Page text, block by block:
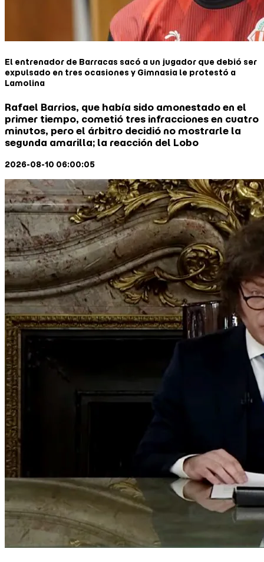
El entrenador de Barracas sacó a un jugador que debió ser
expulsado en tres ocasiones y Gimnasia le protestó a
Lamolina
Rafael Barrios, que había sido amonestado en el
primer tiempo, cometió tres infracciones en cuatro
minutos, pero el árbitro decidió no mostrarle la
segunda amarilla; la reacción del Lobo
2026-08-10 06:00:05